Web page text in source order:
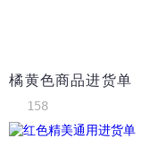
橘黄色商品进货单
158